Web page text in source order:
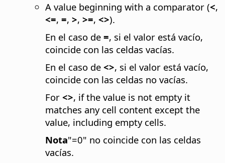
A value beginning with a comparator (<,
<=, =, >, >=, <>).
En el caso de =, si el valor está vacío,
coincide con las celdas vacías.
En el caso de <>, si el valor está vacío,
coincide con las celdas no vacías.
For <>, if the value is not empty it
matches any cell content except the
value, including empty cells.
Nota"=0" no coincide con las celdas
vacías.